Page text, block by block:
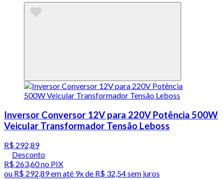
Inversor Conversor 12V para 220V Potência 500W
Veicular Transformador Tensão Leboss
R$ 292,89
Desconto
R$ 263,60no PIX
ou R$ 292,89em até 9x de R$ 32,54 sem juros